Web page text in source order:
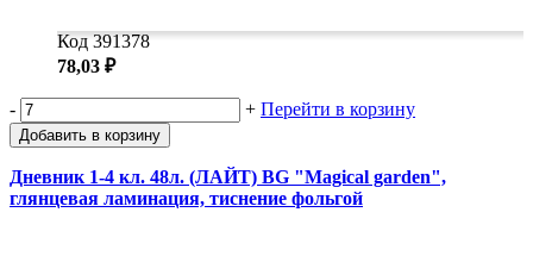
Код 391378
78,03 ₽
- + Перейти в корзину
Добавить в корзину
Дневник 1-4 кл. 48л. (ЛАЙТ) BG "Magical garden",
глянцевая ламинация, тиснение фольгой